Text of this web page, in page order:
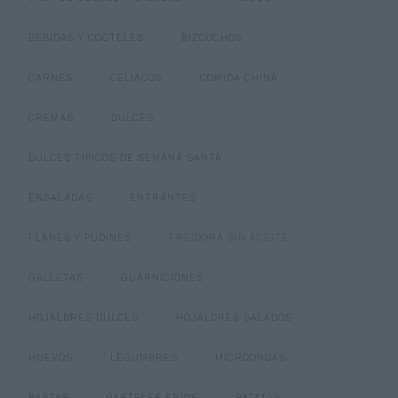
BEBIDAS Y CÓCTELES BIZCOCHOS
CARNES CELIACOS COMIDA CHINA
CREMAS
DULCES TIPICOS DE SEMANA SANTA
ENSALADAS ENTRANTES
FLANES Y PUDINES FREIDORA SIN ACEITE
GALLETAS GUARNICIONES
HOJALDRES DULCES HOJALDRES SALADOS
HUEVOS LEGUMBRES MICROONDAS